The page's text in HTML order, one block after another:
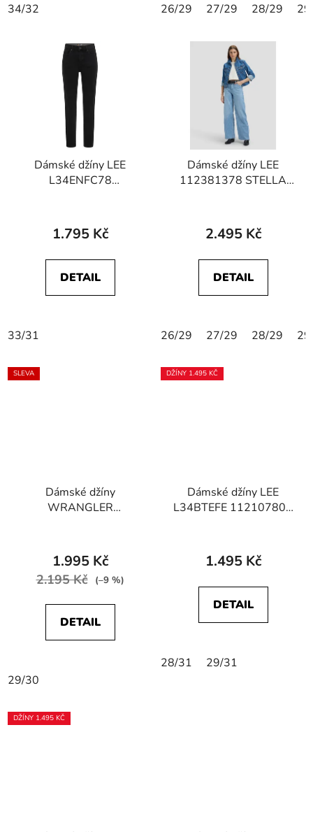
34/32 26/29 27/29 28/29
Dámské džíny LEE
L34ENFC78
1.795 Kč
DETAIL
33/31
Dámské džíny LEE
112381378 STELLA
2.495 Kč
DETAIL
26/29 27/29 28/29
SLEVA
Dámské džíny
WRANGLER
1.995 Kč
2.195 Kč (–9 %)
DETAIL
29/30
DŽÍNY 1.495 KČ
Dámské džíny LEE
L34BTEFE 112107804
1.495 Kč
DETAIL
28/31 29/31
DŽÍNY 1.495 KČ